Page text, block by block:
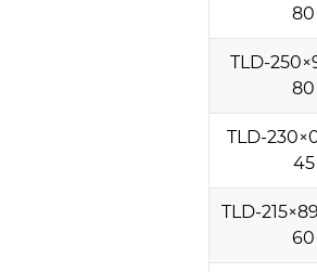
80
TLD-
80
TLD-
45
TLD-
60